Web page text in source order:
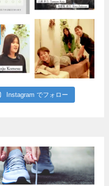
Instagram でフォロー